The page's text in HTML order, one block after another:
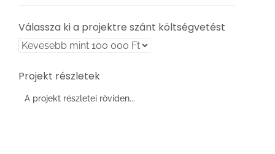
Válassza ki a projektre szánt költségvetést
Projekt részletek